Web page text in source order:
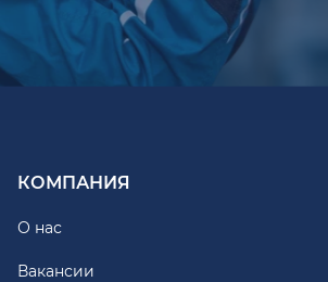
КОМПАНИЯ
О нас
Вакансии